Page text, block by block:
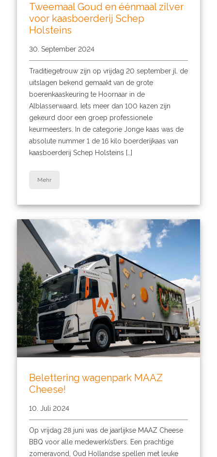
Tweemaal Goud en éénmaal zilver
voor kaasboerderij Schep
Holsteins
30. September 2024
Traditiegetrouw zijn op vrijdag 20 september jl. de
uitslagen bekend gemaakt van de grote
boerenkaaskeuring te Hoornaar in de
Alblasserwaard. Iets meer dan 100 kazen zijn
gekeurd door een groep professionele
keurmeesters. In de categorie Jonge kaas was de
absolute nummer 1 de 16 kilo boerderijkaas van
kaasboerderij Schep Holsteins […]
Mehr
Belettering wagenpark MAAZ
Cheese!
10. Juli 2024
Op vrijdag 28 juni was de jaarlijkse MAAZ Cheese
BBQ voor alle medewerk(st)ers. Een prachtige
zomeravond, Oud Hollandse spellen met leuke